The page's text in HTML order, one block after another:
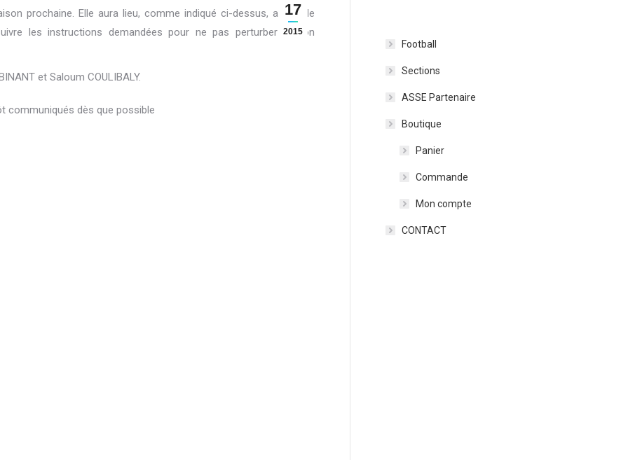
17
2015
prochaine. Elle aura lieu, comme indiqué ci-dessus, au Stade
les instructions demandées pour ne pas perturber le bon
et Saloum COULIBALY.
communiqués dès que possible
Football
Sections
ASSE Partenaire
Boutique
Panier
Commande
Mon compte
CONTACT